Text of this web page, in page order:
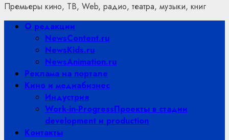
Премьеры кино, ТВ, Web, радио, театра, музыки, книг
PrimaryО редакции
NewsContent.ru
NewsKids.ru
NewsAnimation.ru
Реклама на портале
Кино и медиабизнес
Индустрия
Work-in-ProgressПроекты в стадии
development и production
Контакты